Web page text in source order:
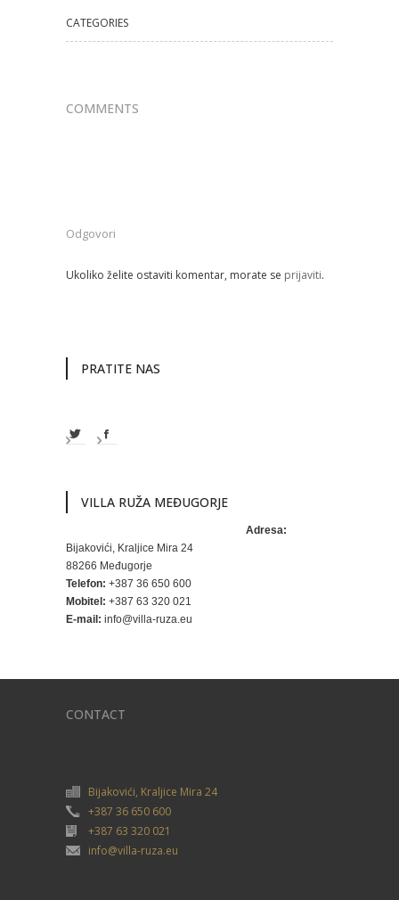
CATEGORIES
COMMENTS
Odgovori
Ukoliko želite ostaviti komentar, morate se prijaviti.
PRATITE NAS
VILLA RUŽA MEĐUGORJE
Adresa:
Bijakovići, Kraljice Mira 24
88266 Međugorje
Telefon: +387 36 650 600
Mobitel: +387 63 320 021
E-mail: info@villa-ruza.eu
CONTACT
Bijakovići, Kraljice Mira 24
+387 36 650 600
+387 63 320 021
info@villa-ruza.eu